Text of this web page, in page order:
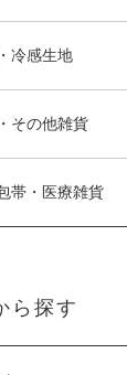
冷感生地
その他雑貨
帯・医療雑貨
ら探す